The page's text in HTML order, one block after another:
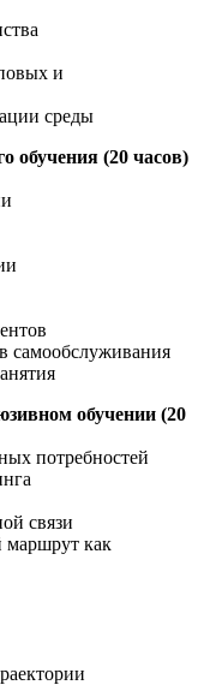
и
среды
обучения (20 часов)
самообслуживания
обучении (20
потребностей
связи
маршрут как